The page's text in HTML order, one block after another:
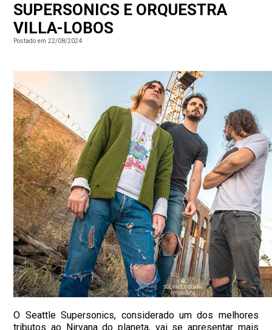
SUPERSONICS E ORQUESTRA
VILLA-LOBOS
Postado em 22/08/2024
O Seattle Supersonics, considerado um dos melhores
tributos ao Nirvana do planeta, vai se apresentar mais